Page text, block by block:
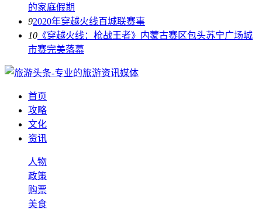
的家庭假期
92020年穿越火线百城联赛事
10 《穿越火线：枪战王者》内蒙古赛区包头苏宁广场城
市赛完美落幕
首页
攻略
文化
资讯
人物
政策
购票
美食